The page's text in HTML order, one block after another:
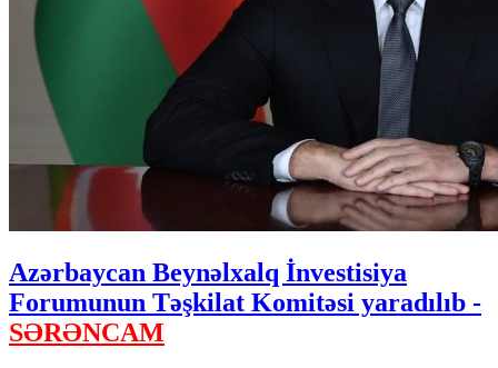
Azərbaycan Beynəlxalq İnvestisiya
Forumunun Təşkilat Komitəsi yaradılıb -
SƏRƏNCAM